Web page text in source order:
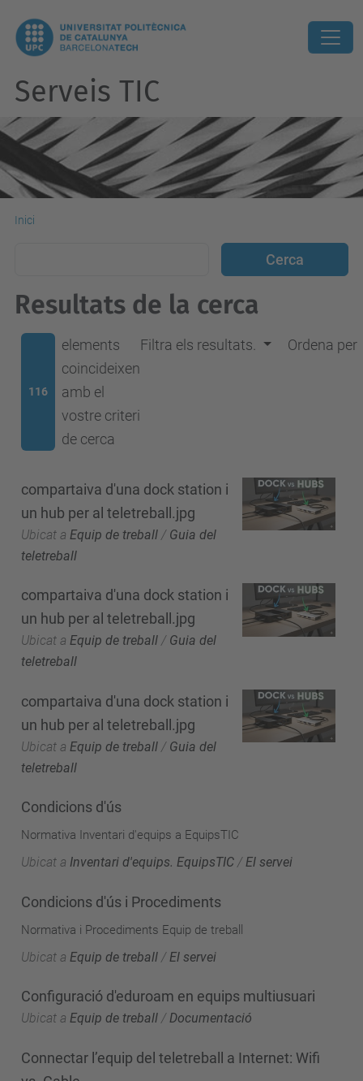
Serveis TIC
Inici
Resultats de la cerca
116
elements
coincideixen
amb el
vostre criteri
de cerca
Filtra els resultats. Ordena per
compartaiva d'una dock station i
un hub per al teletreball.jpg
Ubicat a Equip de treball / Guia del
teletreball
compartaiva d'una dock station i
un hub per al teletreball.jpg
Ubicat a Equip de treball / Guia del
teletreball
compartaiva d'una dock station i
un hub per al teletreball.jpg
Ubicat a Equip de treball / Guia del
teletreball
Condicions d'ús
Normativa Inventari d'equips a EquipsTIC
Ubicat a Inventari d'equips. EquipsTIC /El servei
Condicions d'ús i Procediments
Normativa i Procediments Equip de treball
Ubicat a Equip de treball / El servei
Configuració d'eduroam en equips multiusuari
Ubicat a Equip de treball /Documentació
Connectar l’equip del teletreball a Internet: Wifi